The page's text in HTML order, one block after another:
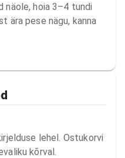
näole, hoia 3–4 tundi
ära pese nägu, kanna
lehel. Ostukorvi
kõrval.